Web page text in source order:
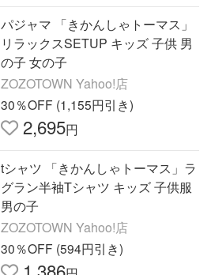
パジャマ 「きかんしゃトーマス」
リラックスSETUP キッズ 子供 男
の子 女の子
ZOZOTOWN Yahoo!店
30％OFF (1,155円引き)
2,695円
tシャツ 「きかんしゃトーマス」ラ
グラン半袖Tシャツ キッズ 子供服
男の子
ZOZOTOWN Yahoo!店
30％OFF (594円引き)